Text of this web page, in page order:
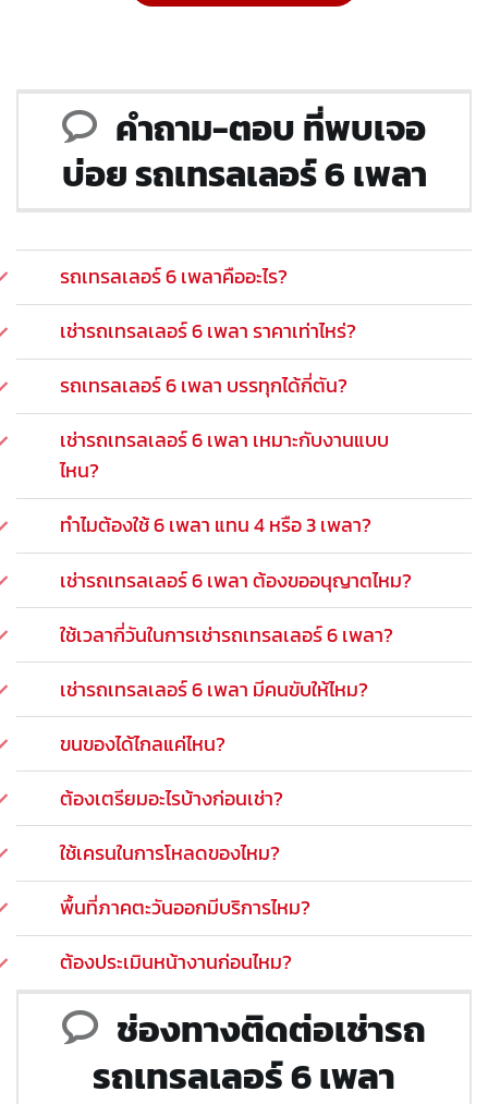
คำถาม-ตอบ ที่พบเจอ
บ่อย รถเทรลเลอร์ 6 เพลา
รถเทรลเลอร์ 6 เพลาคืออะไร?
เช่ารถเทรลเลอร์ 6 เพลา ราคาเท่าไหร่?
รถเทรลเลอร์ 6 เพลา บรรทุกได้กี่ตัน?
เช่ารถเทรลเลอร์ 6 เพลา เหมาะกับงานแบบ
ไหน?
ทำไมต้องใช้ 6 เพลา แทน 4 หรือ 3 เพลา?
เช่ารถเทรลเลอร์ 6 เพลา ต้องขออนุญาตไหม?
ใช้เวลากี่วันในการเช่ารถเทรลเลอร์ 6 เพลา?
เช่ารถเทรลเลอร์ 6 เพลา มีคนขับให้ไหม?
ขนของได้ไกลแค่ไหน?
ต้องเตรียมอะไรบ้างก่อนเช่า?
ใช้เครนในการโหลดของไหม?
พื้นที่ภาคตะวันออกมีบริการไหม?
ต้องประเมินหน้างานก่อนไหม?
ช่องทางติดต่อเช่ารถ
รถเทรลเลอร์ 6 เพลา